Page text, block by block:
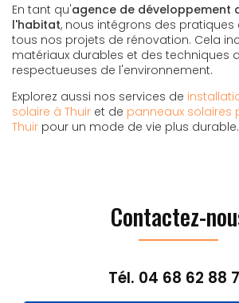
En tant qu'agence de développement
l'habitat, nous intégrons des
tous nos projets de rénovation. Cela
matériaux durables et des techniques
respectueuses de l'environnement.
Explorez aussi nos services de
solaire à Thuir et de panneaux solaires
Thuir pour un mode de vie plus durable.
Contactez-
Tél. 04 68 62 88